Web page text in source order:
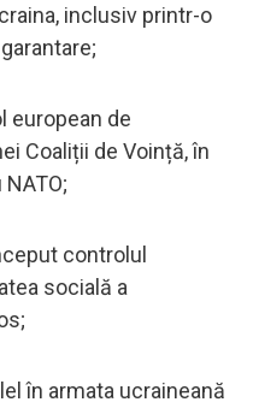
inclusiv printr-o
european de
Coaliții de Voință, în
controlul
socială a
în armata ucraineană